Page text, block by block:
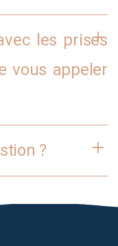
les prises
vous appeler
?